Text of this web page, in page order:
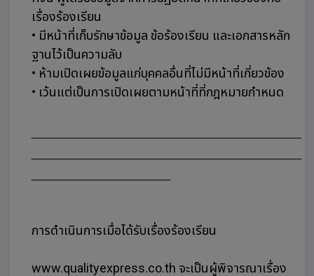
เรื่องร้องเรียน
• มีหน้าที่เก็บรักษาข้อมูล ข้อร้องเรียน และเอกสารหลัก
ฐานไว้เป็นความลับ
• ห้ามเปิดเผยข้อมูลแก่บุคคลอื่นที่ไม่มีหน้าที่เกี่ยวข้อง
• เว้นแต่เป็นการเปิดเผยตามหน้าที่ที่กฎหมายกำหนด
การดำเนินการเมื่อได้รับเรื่องร้องเรียน
www.qualityexpress.co.th จะเป็นผู้พิจารณาเรื่อง